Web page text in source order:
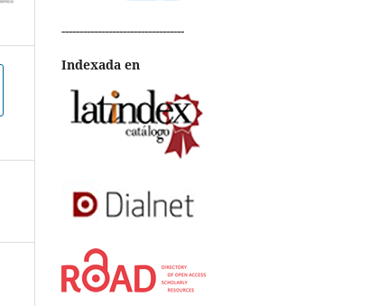
----------------------------------
Indexada en